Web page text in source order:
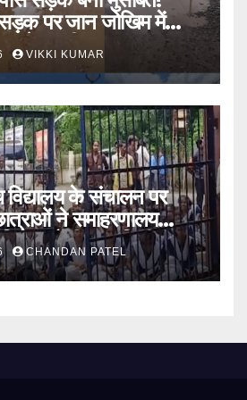
पर जान जोखिम में
ग्रामीण
VIKKI KUMAR
के संचालन पर
ने समाहरणालय
बोलीं- 14 किमी दूर
CHANDAN PATEL